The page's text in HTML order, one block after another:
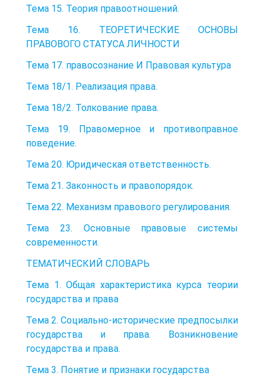
Тема 15. Теория правоотношений.
Тема 16. ТЕОРЕТИЧЕСКИЕ ОСНОВЫ
ПРАВОВОГО СТАТУСА ЛИЧНОСТИ
Тема 17. правосознание И Правовая культура
Тема 18/1. Реализация права.
Тема 18/2. Толкование права.
Тема 19. Правомерное и противоправное
поведение.
Тема 20. Юридическая ответственность.
Тема 21. Законность и правопорядок.
Тема 22. Механизм правового регулирования.
Тема 23. Основные правовые системы
современности.
ТЕМАТИЧЕСКИЙ СЛОВАРЬ
Тема 1. Общая характеристика курса теории
государства и права
Тема 2. Социально-исторические предпосылки
государства и права. Возникновение
государства и права.
Тема 3. Понятие и признаки государства